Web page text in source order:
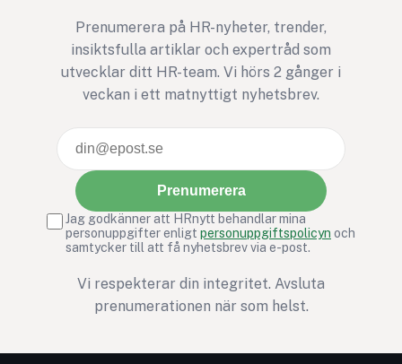
Prenumerera på HR-nyheter, trender,
insiktsfulla artiklar och expertråd som
utvecklar ditt HR-team. Vi hörs 2 gånger i
veckan i ett matnyttigt nyhetsbrev.
Prenumerera
Jag godkänner att HRnytt behandlar mina
personuppgifter enligt personuppgiftspolicyn och
samtycker till att få nyhetsbrev via e-post.
Vi respekterar din integritet. Avsluta
prenumerationen när som helst.